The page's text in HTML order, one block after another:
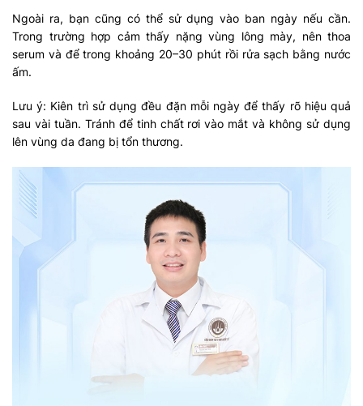
Ngoài ra, bạn cũng có thể sử dụng vào ban ngày nếu cần.
Trong trường hợp cảm thấy nặng vùng lông mày, nên thoa
serum và để trong khoảng 20–30 phút rồi rửa sạch bằng nước
ấm.
Lưu ý: Kiên trì sử dụng đều đặn mỗi ngày để thấy rõ hiệu quả
sau vài tuần. Tránh để tinh chất rơi vào mắt và không sử dụng
lên vùng da đang bị tổn thương.